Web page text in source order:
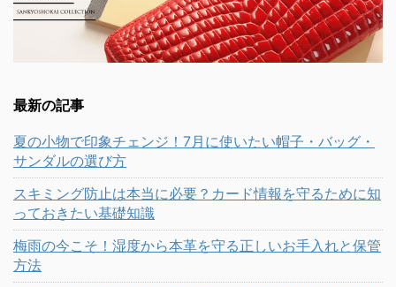
最新の記事
夏の小物で印象チェンジ！7月に使いたい帽子・バッグ・
サンダルの選び方
スキミング防止は本当に必要？カード情報を守るために知
っておきたい基礎知識
梅雨の今こそ！湿度から本革を守る正しいお手入れと保管
方法